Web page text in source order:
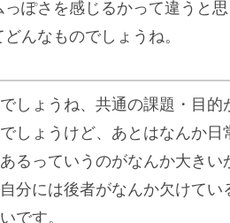
っぽさを感じるかって違うと
んなものでしょうね。
しょうね、共通の課題・目
しょうけど、あとはなんか
るっていうのがなんか大き
分には後者がなんか欠けて
です。